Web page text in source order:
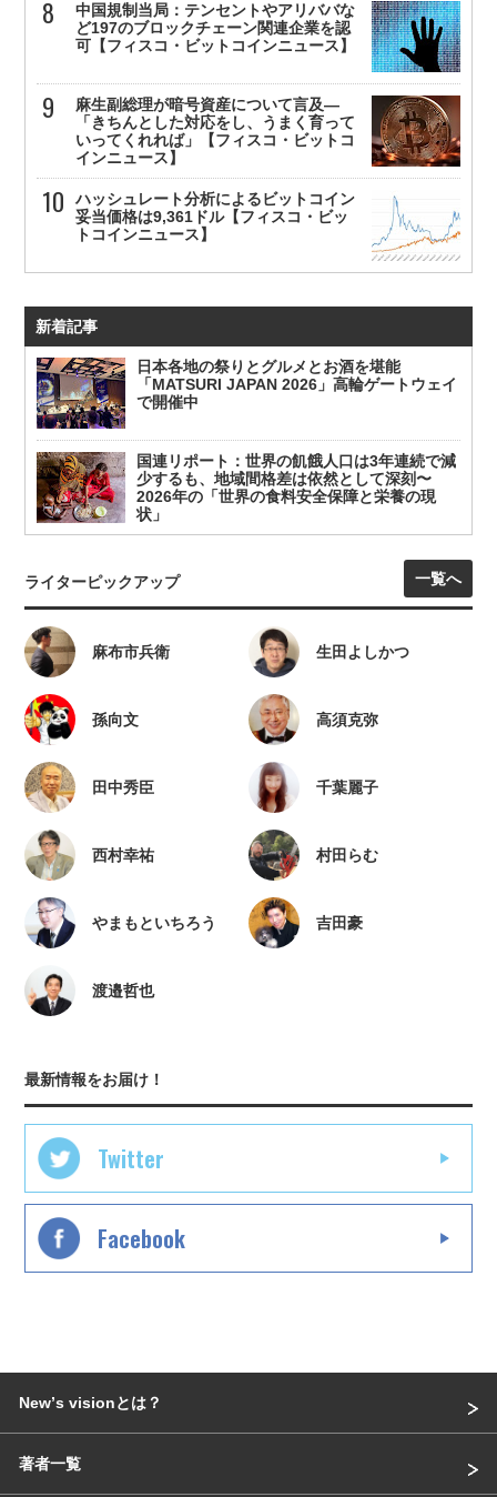
中国規制当局：テンセントやアリババな
ど197のブロックチェーン関連企業を認
可【フィスコ・ビットコインニュース】
麻生副総理が暗号資産について言及—
「きちんとした対応をし、うまく育って
いってくれれば」【フィスコ・ビットコ
インニュース】
ハッシュレート分析によるビットコイン
妥当価格は9,361ドル【フィスコ・ビッ
トコインニュース】
新着記事
日本各地の祭りとグルメとお酒を堪能
「MATSURI JAPAN 2026」高輪ゲートウェイ
で開催中
国連リポート：世界の飢餓人口は3年連続で減
少するも、地域間格差は依然として深刻〜
2026年の「世界の食料安全保障と栄養の現
状」
ライターピックアップ 一覧へ
麻布市兵衛 生田よしかつ
孫向文 高須克弥
田中秀臣 千葉麗子
西村幸祐 村田らむ
やまもといちろう 吉田豪
渡邉哲也
最新情報をお届け！
Twitter
Facebook
Newʼs visionとは？
著者一覧